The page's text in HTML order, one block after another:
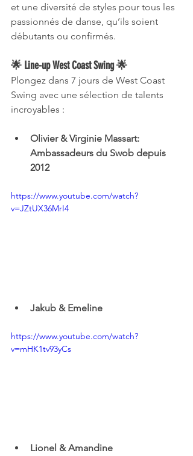
et une diversité de styles pour tous les
passionnés de danse, qu’ils soient
débutants ou confirmés.
🌟 Line-up West Coast Swing 🌟
Plongez dans 7 jours de West Coast
Swing avec une sélection de talents
incroyables :
Olivier & Virginie Massart:
Ambassadeurs du Swob depuis
2012
https://www.youtube.com/watch?
v=JZtUX36MrI4
Jakub & Emeline
https://www.youtube.com/watch?
v=mHK1tv93yCs
Lionel & Amandine